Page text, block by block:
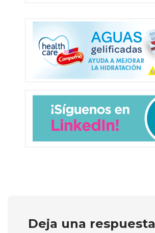
Deja una respuesta